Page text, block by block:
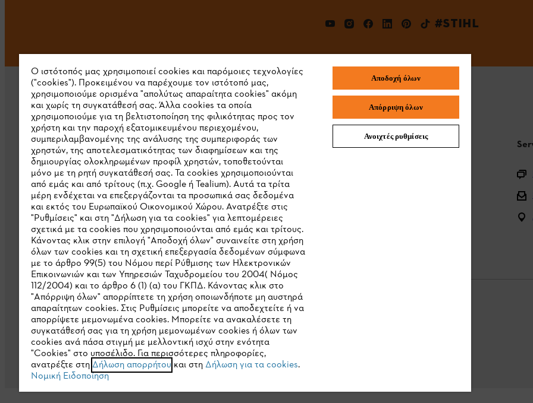
#STIHL
Εταιρεία
Σχετικά με εμάς
Λήψη καταλόγου
Γραμμή ακεραιότητας STIHL
STIHL Συχνές ερωτήσεις
Πολιτική απορρήτου Νομικό κείμενο Cookies
Ο ιστότοπός μας χρησιμοποιεί cookies και παρόμοιες τεχνολογίες
("cookies"). Προκειμένου να παρέχουμε τον ιστότοπό μας,
χρησιμοποιούμε ορισμένα "απολύτως απαραίτητα cookies" ακόμη
και χωρίς τη συγκατάθεσή σας. Άλλα cookies τα οποία
χρησιμοποιούμε για τη βελτιστοποίηση της φιλικότητας προς τον
χρήστη και την παροχή εξατομικευμένου περιεχομένου,
συμπεριλαμβανομένης της ανάλυσης της συμπεριφοράς των
χρηστών, της αποτελεσματικότητας των διαφημίσεων και της
δημιουργίας ολοκληρωμένων προφίλ χρηστών, τοποθετούνται
μόνο με τη ρητή συγκατάθεσή σας. Τα cookies χρησιμοποιούνται
από εμάς και από τρίτους (π.χ. Google ή Tealium). Αυτά τα τρίτα
μέρη ενδέχεται να επεξεργάζονται τα προσωπικά σας δεδομένα
και εκτός του Ευρωπαϊκού Οικονομικού Χώρου. Ανατρέξτε στις
"Ρυθμίσεις" και στη "Δήλωση για τα cookies" για λεπτομέρειες
σχετικά με τα cookies που χρησιμοποιούνται από εμάς και τρίτους.
Κάνοντας κλικ στην επιλογή "Αποδοχή όλων" συναινείτε στη χρήση
όλων των cookies και τη σχετική επεξεργασία δεδομένων σύμφωνα
με το άρθρο 99(5) του Νόμου περί Ρύθμισης των Ηλεκτρονικών
Επικοινωνιών και των Υπηρεσιών Ταχυδρομείου του 2004( Νόμος
112/2004) και το άρθρο 6 (1) (α) του ΓΚΠΔ. Κάνοντας κλικ στο
"Απόρριψη όλων" απορρίπτετε τη χρήση οποιωνδήποτε μη αυστηρά
απαραίτητων cookies. Στις Ρυθμίσεις μπορείτε να αποδεχτείτε ή να
απορρίψετε μεμονωμένα cookies. Μπορείτε να ανακαλέσετε τη
συγκατάθεσή σας για τη χρήση μεμονωμένων cookies ή όλων των
cookies ανά πάσα στιγμή με μελλοντική ισχύ στην ενότητα
"Cookies" στο υποσέλιδο. Για περισσότερες πληροφορίες,
ανατρέξτε στηΔήλωση απορρήτου και στηΔήλωση για τα cookies.
Νομική Ειδοποίηση
Αποδοχή όλων
Απόρριψη όλων
Ανοιχτές ρυθμίσεις